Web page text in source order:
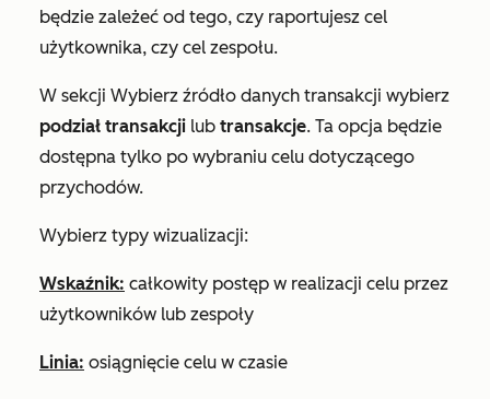
będzie zależeć od tego, czy raportujesz cel
użytkownika, czy cel zespołu.
W sekcji Wybierz źródło danych transakcji wybierz
podział transakcji lub transakcje. Ta opcja będzie
dostępna tylko po wybraniu celu dotyczącego
przychodów.
Wybierz typy wizualizacji:
Wskaźnik: całkowity postęp w realizacji celu przez
użytkowników lub zespoły
Linia: osiągnięcie celu w czasie